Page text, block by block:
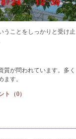
うことをしっかりと受け止
が問われています。多く
す。
ト（0）